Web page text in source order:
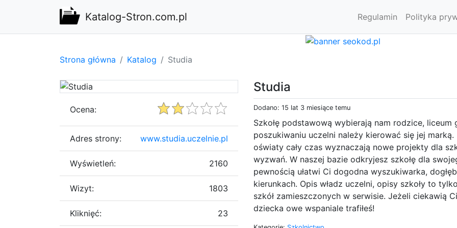
Katalog-Stron.com.pl Regulamin Polityka
Strona główna Katalog Studia
Studia
Dodano: 15 lat 3 miesiące temu
Szkołę podstawową wybierają nam rodzice, liceum
poszukiwaniu uczelni należy kierować się jej
oświaty cały czas wyznaczają nowe projekty dla
wyzwań. W naszej bazie odkryjesz szkołę dla
pewnością ułatwi Ci dogodna wyszukiwarka,
kierunkach. Opis władz uczelni, opisy szkoły to
szkół zamieszczonych w serwisie. Jeżeli ciekawią
dziecka owe wspaniale trafiłeś!
Ocena:
Adres strony: www.studia.uczelnie.pl
Wyświetleń: 2160
Wizyt: 1803
Kliknięć: 23